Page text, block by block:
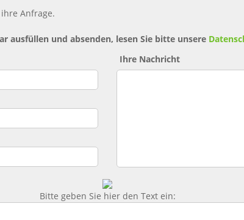
Anfrage.
ausfüllen und absenden, lesen Sie bitte unsere
Ihre Nachricht
Bitte geben Sie hier den Text ein: